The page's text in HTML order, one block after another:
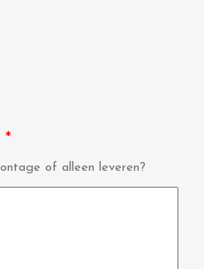
*
of alleen leveren?